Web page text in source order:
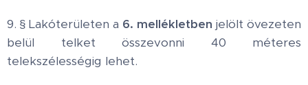
9. § Lakóterületen a 6. mellékletben jelölt övezeten
belül telket összevonni 40 méteres
telekszélességig lehet.